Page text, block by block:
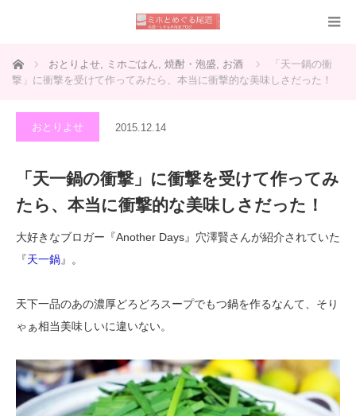
ホーム おとりよせ, ミホごはん, 焼酎・泡盛, お酒
「天一鍋の衝
撃」に衝撃を受けて作ってみたら、本当に衝撃的な美味しさだった！
おとりよせ 2015.12.14
「天一鍋の衝撃」に衝撃を受けて作ってみ
たら、本当に衝撃的な美味しさだった！
大好きなブロガー『Another Days』穴澤賢さんが紹介されていた
『天一鍋』。
天下一品のあの濃厚どろどろスープでもつ鍋を作るなんて、そり
ゃぁ相当美味しいに違いない。